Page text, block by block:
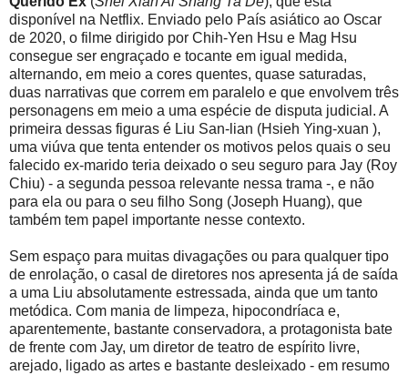
disponível na Netflix. Enviado pelo País asiático ao Oscar
de 2020, o filme dirigido por Chih-Yen Hsu e Mag Hsu
consegue ser engraçado e tocante em igual medida,
alternando, em meio a cores quentes, quase saturadas,
duas narrativas que correm em paralelo e que envolvem três
personagens em meio a uma espécie de disputa judicial. A
primeira dessas figuras é Liu San-lian (Hsieh Ying-xuan ),
uma viúva que tenta entender os motivos pelos quais o seu
falecido ex-marido teria deixado o seu seguro para Jay (Roy
Chiu) - a segunda pessoa relevante nessa trama -, e não
para ela ou para o seu filho Song (Joseph Huang), que
também tem papel importante nesse contexto.
Sem espaço para muitas divagações ou para qualquer tipo
de enrolação, o casal de diretores nos apresenta já de saída
a uma Liu absolutamente estressada, ainda que um tanto
metódica. Com mania de limpeza, hipocondríaca e,
aparentemente, bastante conservadora, a protagonista bate
de frente com Jay, um diretor de teatro de espírito livre,
arejado, ligado as artes e bastante desleixado - em resumo